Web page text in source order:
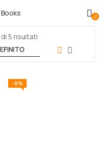
0
5 risultati
-8%